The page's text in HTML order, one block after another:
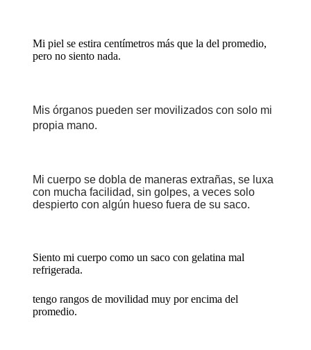
Mi piel se estira centímetros más que la del promedio,
pero no siento nada.
Mis órganos pueden ser movilizados con solo mi
propia mano.
Mi cuerpo se dobla de maneras extrañas, se luxa
con mucha facilidad, sin golpes, a veces solo
despierto con algún hueso fuera de su saco.
Siento mi cuerpo como un saco con gelatina mal
refrigerada.
tengo rangos de movilidad muy por encima del
promedio.